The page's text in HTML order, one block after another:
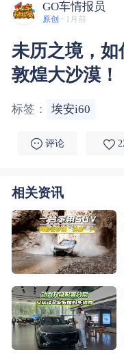
GO车情报员
原创 · 1月前
未历之境，如
敦煌大沙漠！
标签： 埃安i60
评论
相关资讯